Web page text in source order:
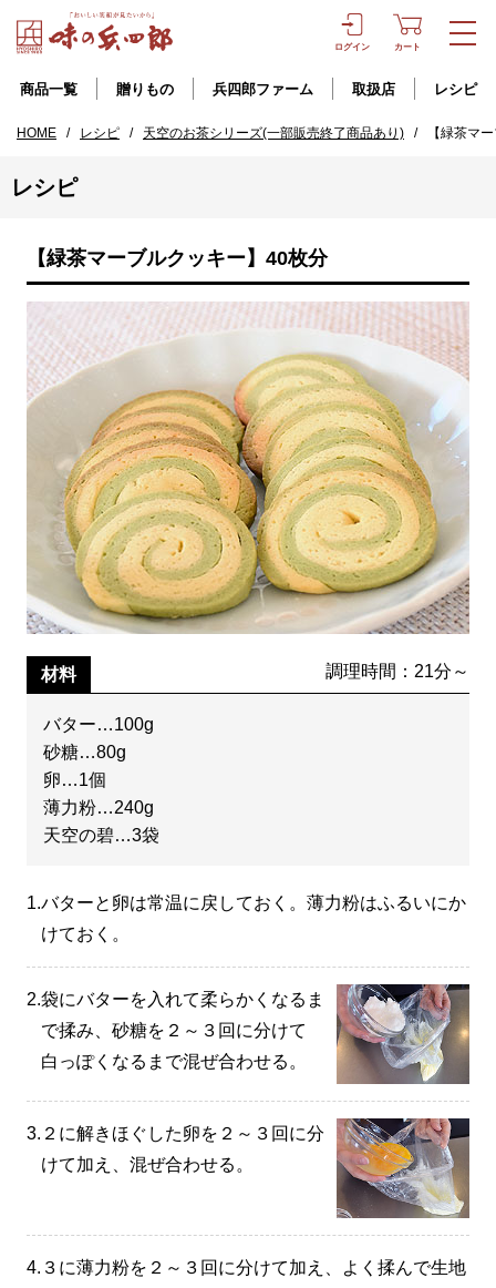
ログイン カート
商品一覧 贈りもの 兵四郎ファーム 取扱店 レシピ
HOME / レシピ / 天空のお茶シリーズ(一部販売終了商品あり) / 【緑茶マ
レシピ
【緑茶マーブルクッキー】40枚分
材料 調理時間：21分～
バター…100g
砂糖…80g
卵…1個
薄力粉…240g
天空の碧…3袋
1.バターと卵は常温に戻しておく。薄力粉はふるいにか
けておく。
2.袋にバターを入れて柔らかくなるま
で揉み、砂糖を２～３回に分けて
白っぽくなるまで混ぜ合わせる。
3. ２に解きほぐした卵を２～３回に分
けて加え、混ぜ合わせる。
4. ３に薄力粉を２～３回に分けて加え、よく揉んで生地